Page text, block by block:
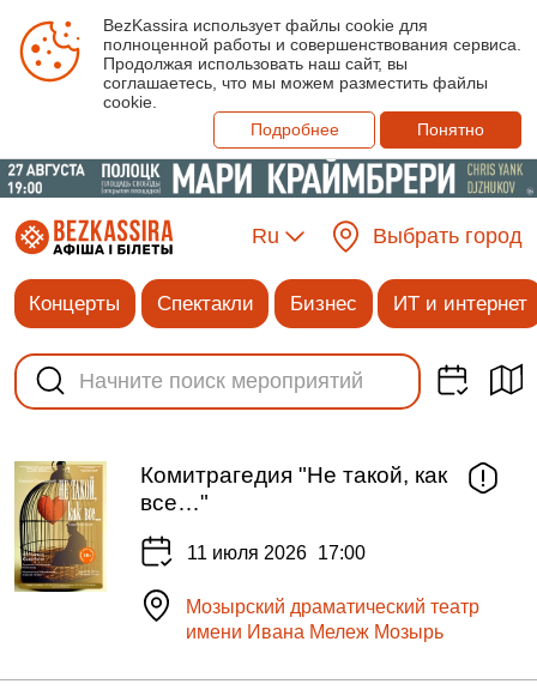
BezKassira использует файлы cookie для
полноценной работы и совершенствования сервиса.
Продолжая использовать наш сайт, вы
соглашаетесь, что мы можем разместить файлы
cookie.
Подробнее
Понятно
Ru Выбрать город
Концерты Спектакли Бизнес ИТ и интернет
Комитрагедия "Не такой, как
все…"
11 июля 2026 17:00
Мозырский драматический театр
имени Ивана Мележ Мозырь